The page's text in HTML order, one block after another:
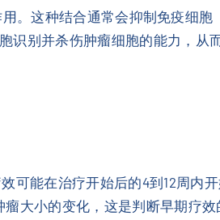
。这种结合通常会抑制免疫细胞
识别并杀伤肿瘤细胞的能力，从
可能在治疗开始后的4到12周内
大小的变化，这是判断早期疗效